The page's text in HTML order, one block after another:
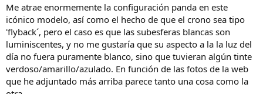
Me atrae enormemente la configuración panda en este
icónico modelo, así como el hecho de que el crono sea tipo
'flyback´, pero el caso es que las subesferas blancas son
luminiscentes, y no me gustaría que su aspecto a la la luz del
día no fuera puramente blanco, sino que tuvieran algún tinte
verdoso/amarillo/azulado. En función de las fotos de la web
que he adjuntado más arriba parece tanto una cosa como la